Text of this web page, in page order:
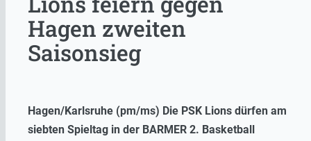
Hagen zweiten
Saisonsieg
Hagen/Karlsruhe (pm/ms) Die PSK Lions dürfen am
siebten Spieltag in der BARMER 2. Basketball